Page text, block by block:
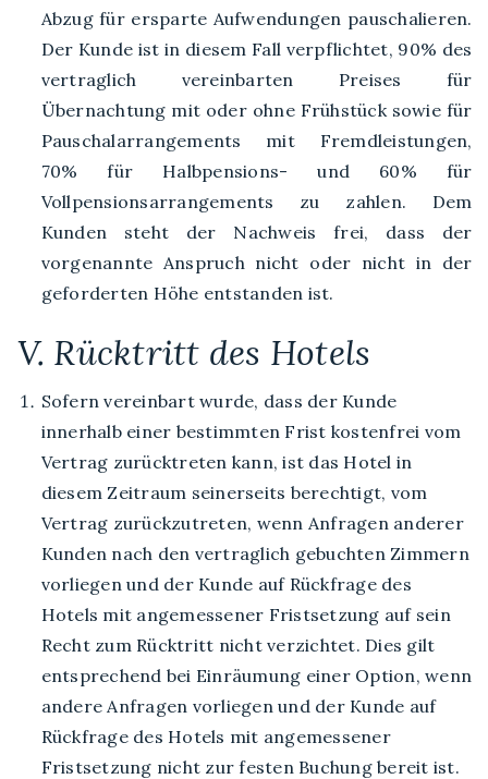
Abzug für ersparte Aufwendungen pauschalieren.
Der Kunde ist in diesem Fall verpflichtet, 90% des
vertraglich vereinbarten Preises für
Übernachtung mit oder ohne Frühstück sowie für
Pauschalarrangements mit Fremdleistungen,
70% für Halbpensions- und 60% für
Vollpensionsarrangements zu zahlen. Dem
Kunden steht der Nachweis frei, dass der
vorgenannte Anspruch nicht oder nicht in der
geforderten Höhe entstanden ist.
V. Rücktritt des Hotels
Sofern vereinbart wurde, dass der Kunde
innerhalb einer bestimmten Frist kostenfrei vom
Vertrag zurücktreten kann, ist das Hotel in
diesem Zeitraum seinerseits berechtigt, vom
Vertrag zurückzutreten, wenn Anfragen anderer
Kunden nach den vertraglich gebuchten Zimmern
vorliegen und der Kunde auf Rückfrage des
Hotels mit angemessener Fristsetzung auf sein
Recht zum Rücktritt nicht verzichtet. Dies gilt
entsprechend bei Einräumung einer Option, wenn
andere Anfragen vorliegen und der Kunde auf
Rückfrage des Hotels mit angemessener
Fristsetzung nicht zur festen Buchung bereit ist.